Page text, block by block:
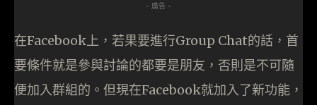
- 廣告 -
在Facebook上，若果要進行Group Chat的話，首
要條件就是參與討論的都要是朋友，否則是不可隨
便加入群組的。但現在Facebook就加入了新功能，